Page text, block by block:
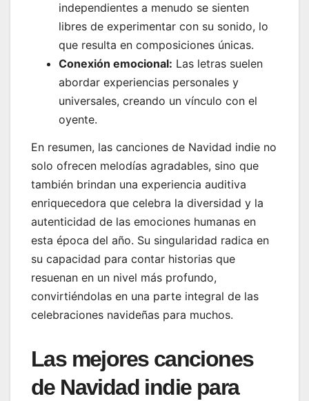
independientes a menudo se sienten
libres de experimentar con su sonido, lo
que resulta en composiciones únicas.
Conexión emocional: Las letras suelen
abordar experiencias personales y
universales, creando un vínculo con el
oyente.
En resumen, las canciones de Navidad indie no
solo ofrecen melodías agradables, sino que
también brindan una experiencia auditiva
enriquecedora que celebra la diversidad y la
autenticidad de las emociones humanas en
esta época del año. Su singularidad radica en
su capacidad para contar historias que
resuenan en un nivel más profundo,
convirtiéndolas en una parte integral de las
celebraciones navideñas para muchos.
Las mejores canciones
de Navidad indie para